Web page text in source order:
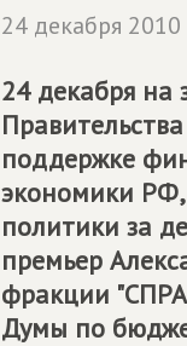
24 декабря 2010
24 декабря на
поддержке
экономики РФ,
политики за
премьер
фракции
Думы по